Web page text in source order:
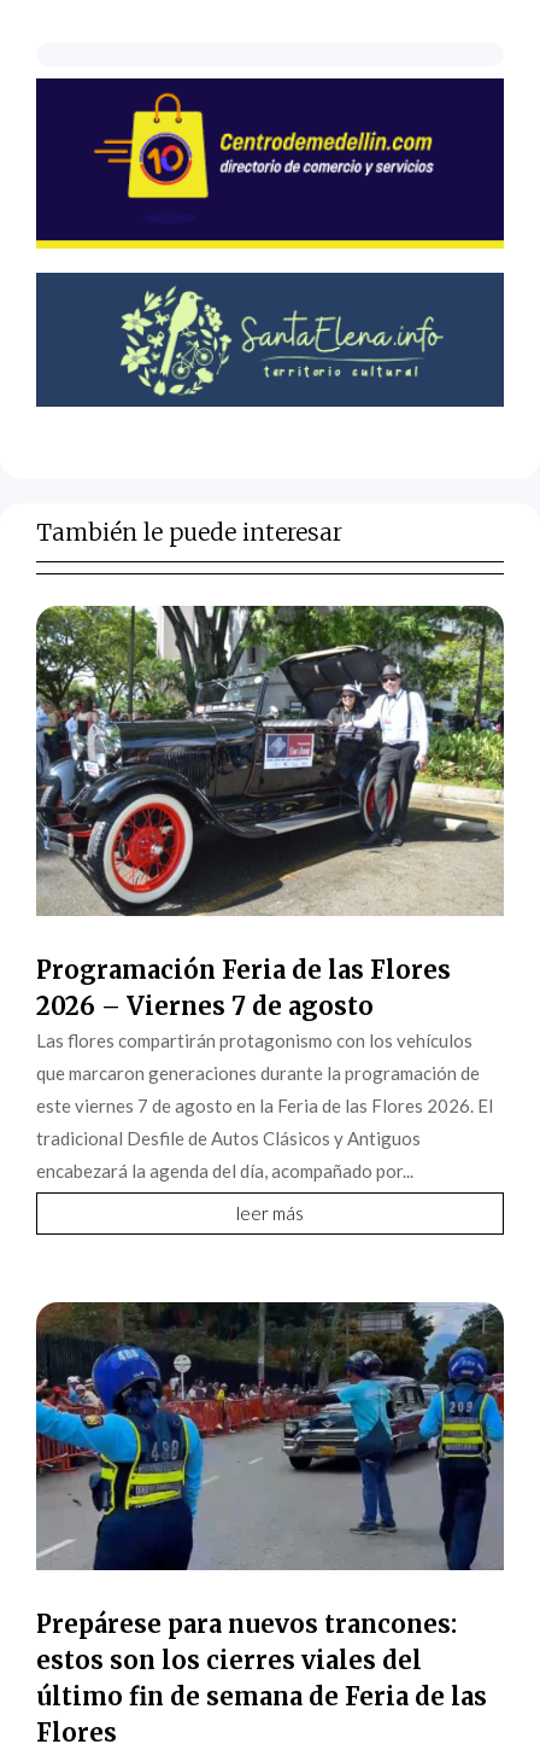
También le puede interesar
Programación Feria de las Flores
2026 – Viernes 7 de agosto
Las flores compartirán protagonismo con los vehículos
que marcaron generaciones durante la programación de
este viernes 7 de agosto en la Feria de las Flores 2026. El
tradicional Desfile de Autos Clásicos y Antiguos
encabezará la agenda del día, acompañado por...
leer más
Prepárese para nuevos trancones:
estos son los cierres viales del
último fin de semana de Feria de las
Flores